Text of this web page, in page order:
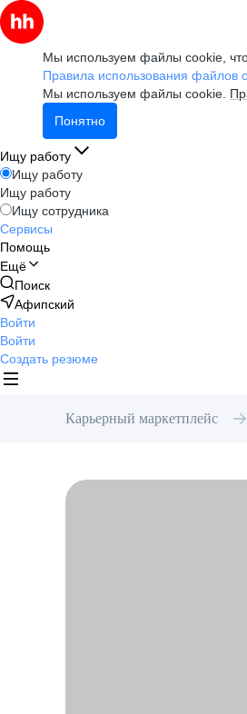
Мы используем файлы cookie,
Правила использования файлов
Мы используем файлы cookie.
Понятно
Ищу работу
Ищу работу
Ищу работу
Ищу сотрудника
Сервисы
Помощь
Ещё
Поиск
Афипский
Войти
Войти
Создать резюме
Карьерный маркетплейс